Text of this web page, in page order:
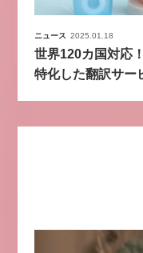
ニュース 2025.01.18
世界120カ国対応
特化した翻訳サー